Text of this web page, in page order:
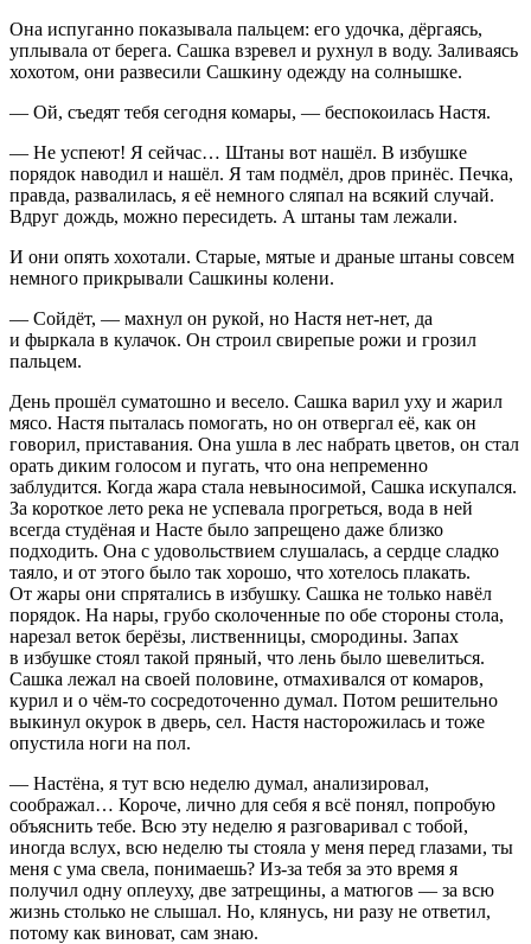
Она испуганно показывала пальцем: его удочка, дёргаясь,
уплывала от берега. Сашка взревел и рухнул в воду. Заливаясь
хохотом, они развесили Сашкину одежду на солнышке.
— Ой, съедят тебя сегодня комары, — беспокоилась Настя.
— Не успеют! Я сейчас… Штаны вот нашёл. В избушке
порядок наводил и нашёл. Я там подмёл, дров принёс. Печка,
правда, развалилась, я её немного сляпал на всякий случай.
Вдруг дождь, можно пересидеть. А штаны там лежали.
И они опять хохотали. Старые, мятые и драные штаны совсем
немного прикрывали Сашкины колени.
— Сойдёт, — махнул он рукой, но Настя нет-нет, да
и фыркала в кулачок. Он строил свирепые рожи и грозил
пальцем.
День прошёл суматошно и весело. Сашка варил уху и жарил
мясо. Настя пыталась помогать, но он отвергал её, как он
говорил, приставания. Она ушла в лес набрать цветов, он стал
орать диким голосом и пугать, что она непременно
заблудится. Когда жара стала невыносимой, Сашка искупался.
За короткое лето река не успевала прогреться, вода в ней
всегда студёная и Насте было запрещено даже близко
подходить. Она с удовольствием слушалась, а сердце сладко
таяло, и от этого было так хорошо, что хотелось плакать.
От жары они спрятались в избушку. Сашка не только навёл
порядок. На нары, грубо сколоченные по обе стороны стола,
нарезал веток берёзы, лиственницы, смородины. Запах
в избушке стоял такой пряный, что лень было шевелиться.
Сашка лежал на своей половине, отмахивался от комаров,
курил и о чём-то сосредоточенно думал. Потом решительно
выкинул окурок в дверь, сел. Настя насторожилась и тоже
опустила ноги на пол.
— Настёна, я тут всю неделю думал, анализировал,
соображал… Короче, лично для себя я всё понял, попробую
объяснить тебе. Всю эту неделю я разговаривал с тобой,
иногда вслух, всю неделю ты стояла у меня перед глазами, ты
меня с ума свела, понимаешь? Из-за тебя за это время я
получил одну оплеуху, две затрещины, а матюгов — за всю
жизнь столько не слышал. Но, клянусь, ни разу не ответил,
потому как виноват, сам знаю.